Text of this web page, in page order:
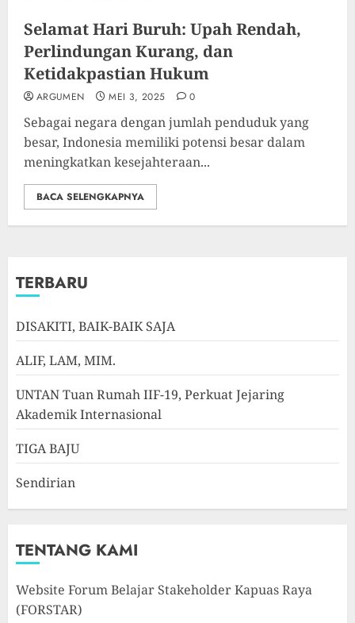
Selamat Hari Buruh: Upah Rendah,
Perlindungan Kurang, dan
Ketidakpastian Hukum
ARGUMEN MEI 3, 2025 0
Sebagai negara dengan jumlah penduduk yang
besar, Indonesia memiliki potensi besar dalam
meningkatkan kesejahteraan...
BACA SELENGKAPNYA
TERBARU
DISAKITI, BAIK-BAIK SAJA
ALIF, LAM, MIM.
UNTAN Tuan Rumah IIF-19, Perkuat Jejaring
Akademik Internasional
TIGA BAJU
Sendirian
TENTANG KAMI
Website Forum Belajar Stakeholder Kapuas Raya
(FORSTAR)